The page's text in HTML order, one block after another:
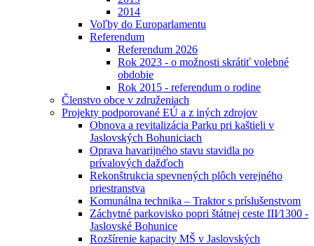
2014
Voľby do Europarlamentu
Referendum
Referendum 2026
Rok 2023 - o možnosti skrátiť volebné
obdobie
Rok 2015 - referendum o rodine
Členstvo obce v združeniach
Projekty podporované EÚ a z iných zdrojov
Obnova a revitalizácia Parku pri kaštieli v
Jaslovských Bohuniciach
Oprava havarijného stavu stavidla po
prívalových dažďoch
Rekonštrukcia spevnených plôch verejného
priestranstva
Komunálna technika – Traktor s príslušenstvom
Záchytné parkovisko popri štátnej ceste III⁄1300 -
Jaslovské Bohunice
Rozšírenie kapacity MŠ v Jaslovských